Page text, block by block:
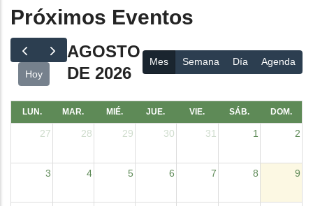
Próximos Eventos
Hoy
AGOSTO
DE 2026
Mes Semana Día Agenda
LUN. MAR. MIÉ. JUE. VIE. SÁB. DOM.
27 28 29 30 31 1 2
3 4 5 6 7 8 9